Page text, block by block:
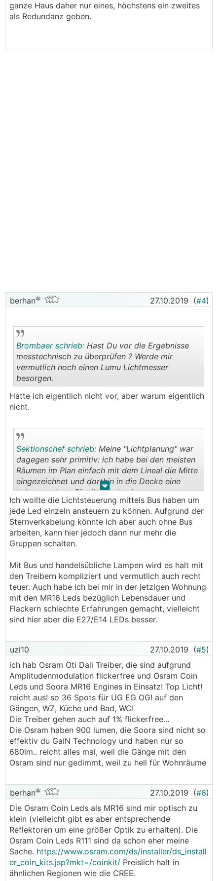
ganze Haus daher nur eines, höchstens ein zweites
als Redundanz geben.
berhan 27.10.2019 (#4)
..
Brombaer schrieb: Hast Du vor die Ergebnisse
messtechnisch zu überprüfen ? Werde mir
vermutlich noch einen Lumu Lichtmesser
besorgen.
Hatte ich eigentlich nicht vor, aber warum eigentlich
nicht.
. .
Sektionschef schrieb: Meine "Lichtplanung" war
dagegen sehr primitiv: ich habe bei den meisten
Räumen im Plan einfach mit dem Lineal die Mitte
eingezeichnet und dorthin in die Decke eine
Leitung gelegt. Für die Kinderzimmer,
Schlafzimmer, Esstisch und Terrasse habe ich im
Verteilerkasten Tastdimmer verschaltet und dann
handelsübliche Lampen mit E27/E14 Gewinde
gekauft. Teils auch LED Paneele mit fixem
Leuchtmittel.
Ich wollte die Lichtsteuerung mittels Bus haben um
jede Led einzeln ansteuern zu können. Aufgrund der
Sternverkabelung könnte ich aber auch ohne Bus
arbeiten, kann hier jedoch dann nur mehr die
Gruppen schalten.
Mit Bus und handelsübliche Lampen wird es halt mit
den Treibern kompliziert und vermutlich auch recht
teuer. Auch habe ich bei mir in der jetzigen Wohnung
mit den MR16 Leds bezüglich Lebensdauer und
Flackern schlechte Erfahrungen gemacht, vielleicht
sind hier aber die E27/E14 LEDs besser.
uzi10 27.10.2019 (#5)
ich hab Osram Oti Dali Treiber, die sind aufgrund
Amplitudenmodulation flickerfree und Osram Coin
Leds und Soora MR16 Engines in Einsatz! Top Licht!
reicht aus! so 36 Spots für UG EG OG! auf den
Gängen, WZ, Küche und Bad, WC!
Die Treiber gehen auch auf 1% flickerfree...
Die Osram haben 900 lumen, die Soora sind nicht so
effektiv du GaIN Technology und haben nur so
680lm.. reicht alles mal, weil die Gänge mit den
Osram sind nur gedimmt, weil zu hell für Wohnräume
berhan 27.10.2019 (#6)
Die Osram Coin Leds als MR16 sind mir optisch zu
klein (vielleicht gibt es aber entsprechende
Reflektoren um eine größer Optik zu erhalten). Die
Osram Coin Leds R111 sind da schon eher meine
Sache. https://www.osram.com/ds/installer/ds_install
er_coin_kits.jsp?mkt=/coinkit/ Preislich halt in
ähnlichen Regionen wie die CREE.